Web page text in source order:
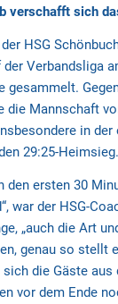
verschafft sich
HSG
Verbandsliga
gesammelt.
die Mannschaft
in
29:25-Heimsieg.
den ersten 30
war der HSG-
„auch die Art
genau so stellt
die Gäste aus
vor dem Ende